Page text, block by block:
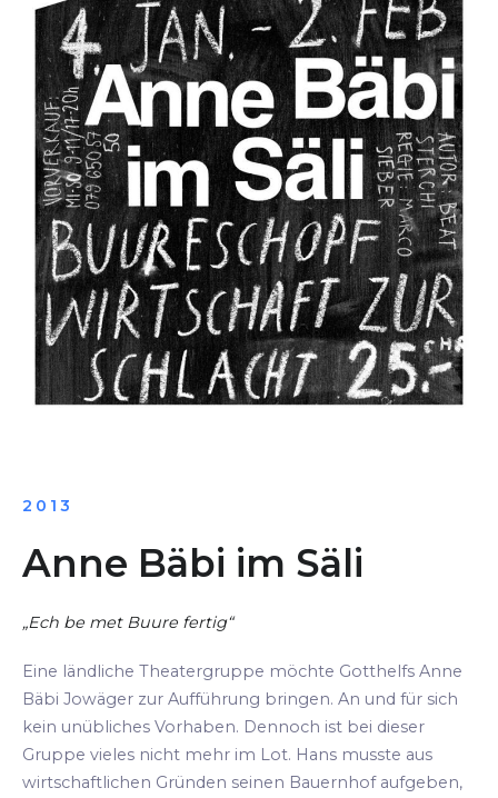
2013
Anne Bäbi im Säli
„Ech be met Buure fertig“
Eine ländliche Theatergruppe möchte Gotthelfs Anne
Bäbi Jowäger zur Aufführung bringen. An und für sich
kein unübliches Vorhaben. Dennoch ist bei dieser
Gruppe vieles nicht mehr im Lot. Hans musste aus
wirtschaftlichen Gründen seinen Bauernhof aufgeben,